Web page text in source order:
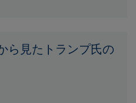
ら見たトランプ氏の